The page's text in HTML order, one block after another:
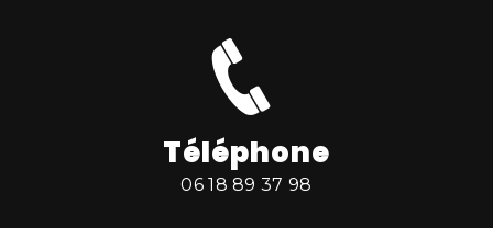
Téléphone
06 18 89 37 98